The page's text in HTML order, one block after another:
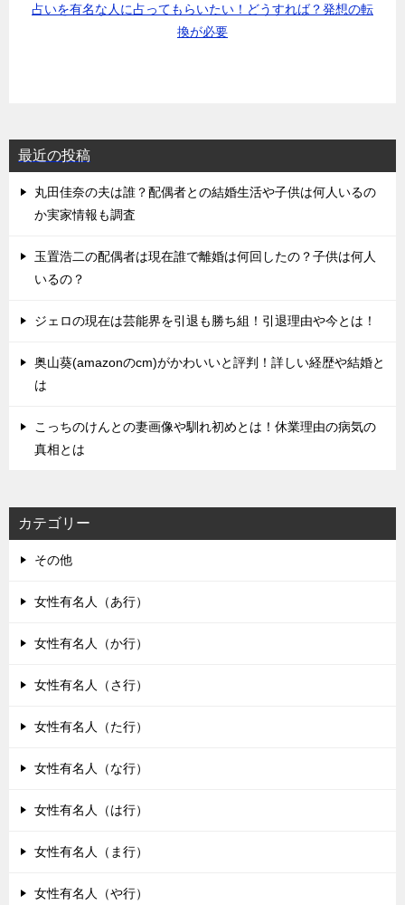
占いを有名な人に占ってもらいたい！どうすれば？発想の転
換が必要
最近の投稿
丸田佳奈の夫は誰？配偶者との結婚生活や子供は何人いるの
か実家情報も調査
玉置浩二の配偶者は現在誰で離婚は何回したの？子供は何人
いるの？
ジェロの現在は芸能界を引退も勝ち組！引退理由や今とは！
奥山葵(amazonのcm)がかわいいと評判！詳しい経歴や結婚と
は
こっちのけんとの妻画像や馴れ初めとは！休業理由の病気の
真相とは
カテゴリー
その他
女性有名人（あ行）
女性有名人（か行）
女性有名人（さ行）
女性有名人（た行）
女性有名人（な行）
女性有名人（は行）
女性有名人（ま行）
女性有名人（や行）